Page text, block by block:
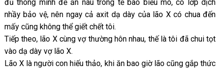
đủ thông minh để ẩn náu trong tế bào biểu mô, có lớp dịch
nhầy bảo vệ, nên ngay cả axit dạ dày của lão X có chua đến
mấy cũng không thể giết chết tôi.
Tiếp theo, lão X cùng vợ thường hôn nhau, thế là tôi đã chui tọt
vào dạ dày vợ lão X.
Lão X là người con hiếu thảo, khi ăn bao giờ lão cũng gắp thức